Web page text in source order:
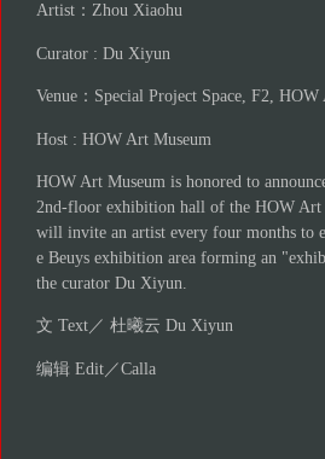
Artist：Zhou Xiaohu
Curator : Du Xiyun
Venue：Special Project Space, F2,
Host : HOW Art Museum
HOW Art Museum is honored to
2nd-floor exhibition hall of the HOW Art
will invite an artist every four months to
e Beuys exhibition area forming an
the curator Du Xiyun.
文 Text／ 杜曦云 Du Xiyun
编辑 Edit／Calla